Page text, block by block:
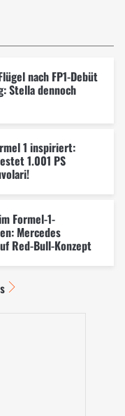
nach FP1-Debüt
Stella dennoch
1 inspiriert:
1.001 PS
Formel-1-
Mercedes
Red-Bull-Konzept